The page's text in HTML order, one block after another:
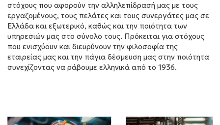
στόχους που αφορούν την αλληλεπίδρασή µας µε τους
εργαζομένους, τους πελάτες και τους συνεργάτες µας σε
Ελλάδα και εξωτερικό, καθώς και την ποιότητα των
υπηρεσιών μας στο σύνολο τους. Πρόκειται για στόχους
που ενισχύουν και διευρύνουν την φιλοσοφία της
εταιρείας μας και την πάγια δέσμευση µας στην ποιότητα
συνεχίζοντας να ράβουμε ελληνικά από το 1936.